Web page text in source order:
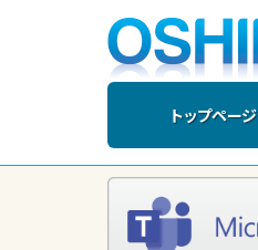
トップページ